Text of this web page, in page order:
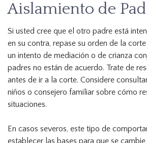
Aislamiento de
Si usted cree que el otro padre está
en su contra, repase su orden de la
un intento de mediación o de crianza
padres no están de acuerdo. Trate de
antes de ir a la corte. Considere
niños o consejero familiar sobre cómo
situaciones.
En casos severos, este tipo de
establecer las bases para que se